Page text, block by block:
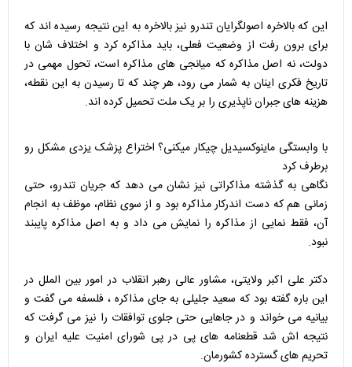
این که بالاخره اصولگرایان تندرو نیز بالاخره به این نتیجه رسیده اند که
برای برون رفت از وضعیت فعلی، باید مذاکره کرد و اختلاف شان با
دولت، نه اصل مذاکره که میانجی های مذاکره است، تحول مهمی در
تاریخ فکری اینان به شمار می رود، هر چند که تا رسیدن به این نقطه،
هزینه های جبران ناپذیری را بر یک ملت تحمیل کرده اند.
با وابستگی ماینوکسیدیل چیکار میکنی؟ اختراع پزشک یزدی مشکل رو
برطرف کرد
نگاهی به گذشته مذاکراتی نیز نشان می دهد که جریان تندرو، حتی
زمانی هم که دست اندرکار مذاکره بود و از سوی نظام، موظف به انجام
آن، فقط نمایی از مذاکره را نمایش می داد و به اصل مذاکره پایبند
نبود.
دکتر علی اکبر ولایتی، مشاور عالی رهبر انقلاب در امور بین الملل در
این باره گفته بود که سعید جلیلی به جای مذاکره ، فلسفه می گفت و
بیانیه می خواند و در جاهایی حتی جلوی توافقات را نیز می گرفت که
نتیجه اش شد قطعنامه های پی در پی شورای امنیت علیه ایران و
تحریم های گسترده کشورمان.